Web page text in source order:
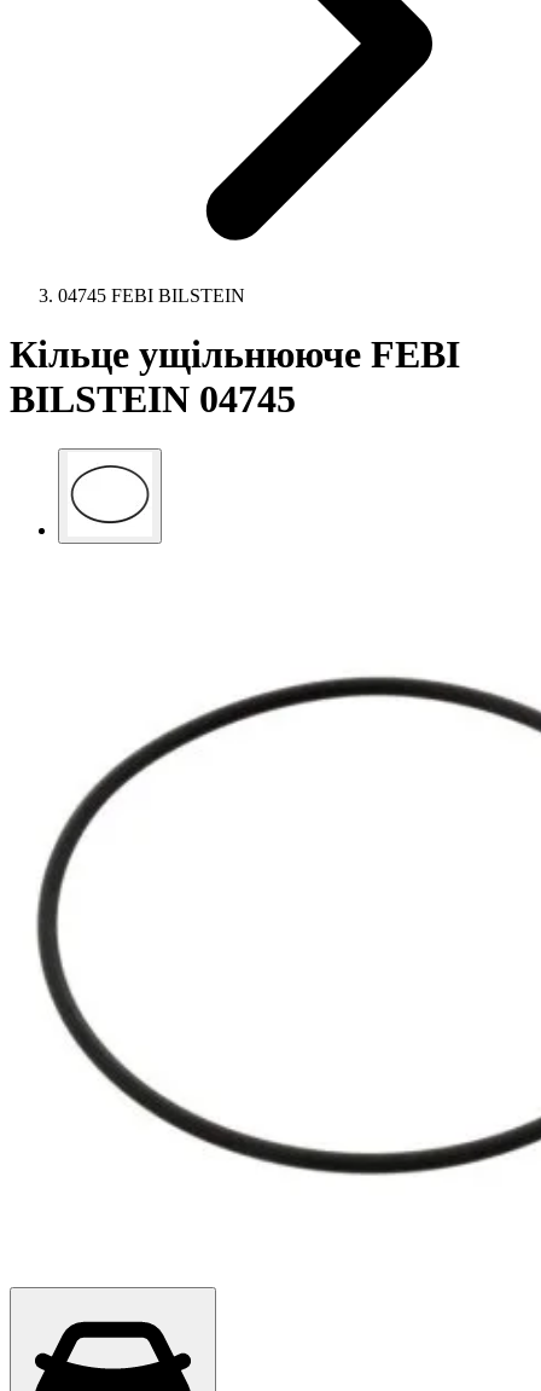
04745 FEBI BILSTEIN
Кільце ущільнююче FEBI
BILSTEIN 04745